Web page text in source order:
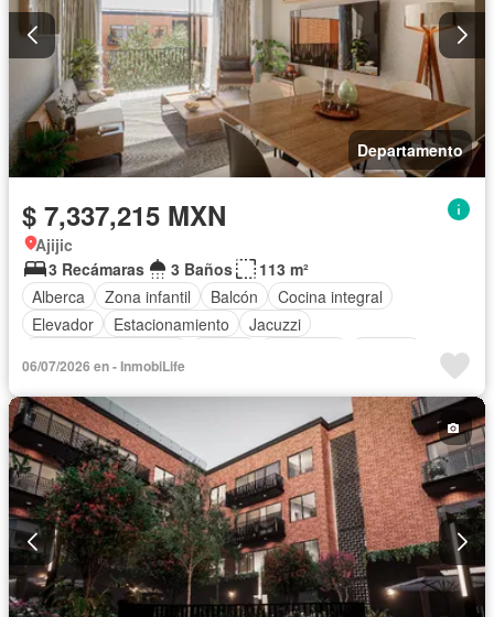
Departamento
$ 7,337,215 MXN
Ajijic
3 Recámaras
3 Baños
113 m²
Alberca
Zona infantil Balcón
Cocina integral
Elevador
Estacionamiento
Jacuzzi
06/07/2026 en - InmobiLife